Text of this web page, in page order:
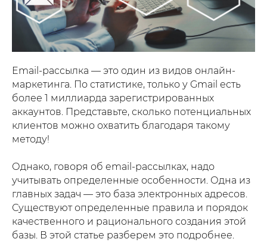
Email-рассылка — это один из видов онлайн-
маркетинга. По статистике, только у Gmail есть
более 1 миллиарда зарегистрированных
аккаунтов. Представьте, сколько потенциальных
клиентов можно охватить благодаря такому
методу!
Однако, говоря об email-рассылках, надо
учитывать определенные особенности. Одна из
главных задач — это база электронных адресов.
Существуют определенные правила и порядок
качественного и рационального создания этой
базы. В этой статье разберем это подробнее.